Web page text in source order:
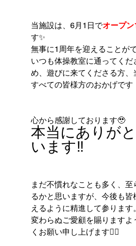
当施設は、6月1日でオープン
す✨
無事に1周年を迎えることが
いつも体操教室に通ってくだ
め、遊びに来てくださる方、
すべての皆様方のおかげです
心から感謝しております🥹
本当にありが
います‼
まだ不慣れなことも多く、至
るかと思いますが、今後も
えるように精進して参ります。
変わらぬご愛顧を賜りますよ
くお願い申し上げます🙇‍♂️